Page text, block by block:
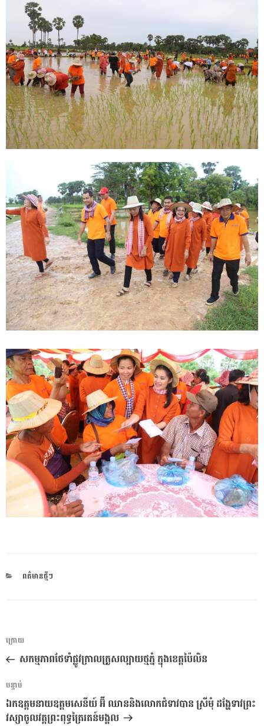
CATEGORIES
ពត៌មានថ្មីៗ
ការ​
នាំទិស​
ប្រកាស
អត្ថបទ
មុន
ក្រោយ
សកម្មភាពថែទាំផ្លូវក្រាលក្រួសល្បាយថ្មភ្នំ ក្នុងខេត្តប៉ៃលិន
អត្ថបទ
បន្ទាប់
បន្ទាប់
ឯកឧត្តមនាយឧត្តមសេនីយ៍ អ៊ី ឈាននិងលោកជំទាវបាន ស្រីមុំ ដង្ហែទាវព្រះ
វស្សាចូលវត្តព្រះពុទ្ធត្រៃរតន៍មង្គល